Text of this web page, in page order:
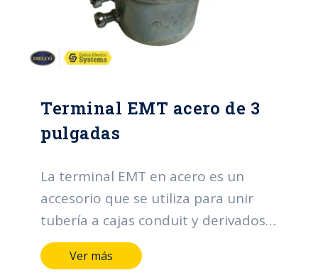
Terminal EMT acero de 3
pulgadas
La terminal EMT en acero es un
accesorio que se utiliza para unir
tubería a cajas conduit y derivados.
Sus funciones principales se centran
en la organización y protección de
Ver más